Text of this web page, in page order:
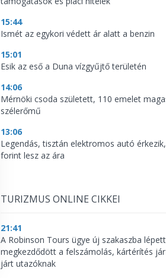
15:44
Ismét az egykori védett ár alatt a benzin
15:01
Esik az eső a Duna vízgyűjtő területén
14:06
Mérnöki csoda született, 110 emelet
szélerőmű
13:06
Legendás, tisztán elektromos autó
forint lesz az ára
TURIZMUS ONLINE CIKKEI
21:41
A Robinson Tours ügye új szakaszba
megkezdődött a felszámolás, kártérítés
járt utazóknak